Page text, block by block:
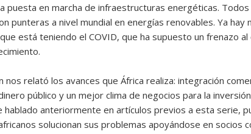
puesta en marcha de infraestructuras energéticas.
punteras a nivel mundial en energías renovables. Ya hay
está teniendo el COVID, que ha supuesto un frenazo
nos relató los avances que África realiza: integración
público y un mejor clima de negocios para la
hablado anteriormente en artículos previos a esta serie,
solucionan sus problemas apoyándose en